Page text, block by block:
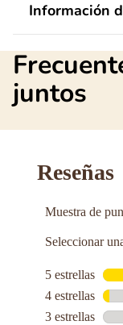
Información
juntos